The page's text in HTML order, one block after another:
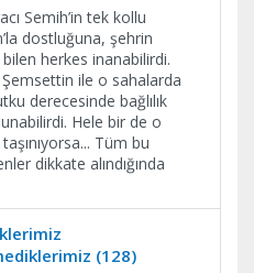
Semih’in tek kollu
dostluğuna, şehrin
herkes inanabilirdi.
ile o sahalarda
derecesinde bağlılık
Hele bir de o
Tüm bu
dikkate alındığında
(128)